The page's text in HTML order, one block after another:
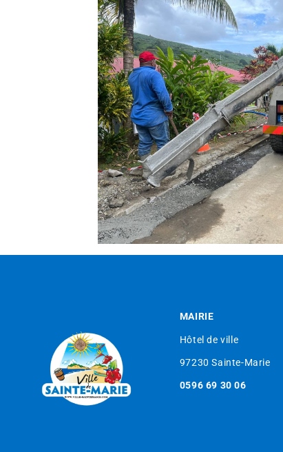
MAIRIE
Hôtel de ville
97230 Sainte-Marie
0596 69 30 06